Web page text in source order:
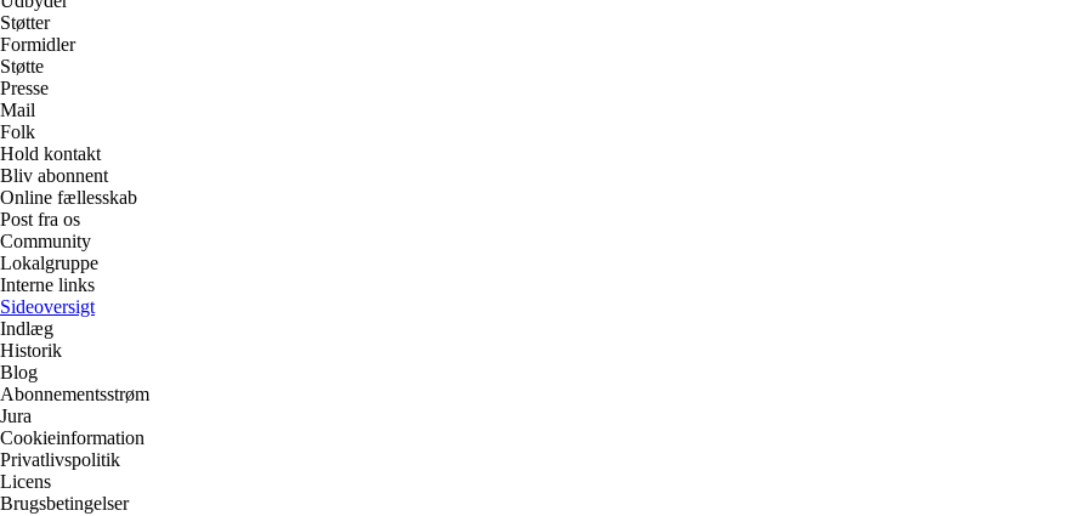
Støtter
Formidler
Støtte
Presse
Mail
Folk
Hold kontakt
Bliv abonnent
Online fællesskab
Post fra os
Community
Lokalgruppe
Interne links
Sideoversigt
Indlæg
Historik
Blog
Abonnementsstrøm
Jura
Cookieinformation
Privatlivspolitik
Licens
Brugsbetingelser